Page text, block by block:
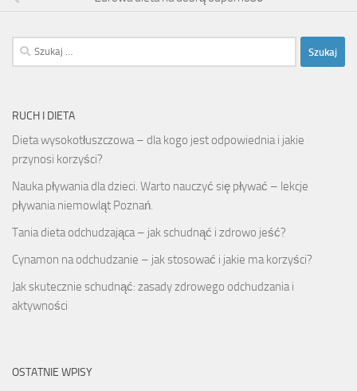
Szukaj:
RUCH I DIETA
Dieta wysokotłuszczowa – dla kogo jest odpowiednia i jakie
przynosi korzyści?
Nauka pływania dla dzieci. Warto nauczyć się pływać – lekcje
pływania niemowląt Poznań.
Tania dieta odchudzająca – jak schudnąć i zdrowo jeść?
Cynamon na odchudzanie – jak stosować i jakie ma korzyści?
Jak skutecznie schudnąć: zasady zdrowego odchudzania i
aktywności
OSTATNIE WPISY